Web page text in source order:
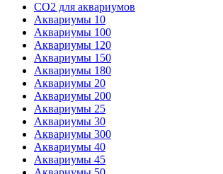
CO2 для аквариумов
Аквариумы 10
Аквариумы 100
Аквариумы 120
Аквариумы 150
Аквариумы 180
Аквариумы 20
Аквариумы 200
Аквариумы 25
Аквариумы 30
Аквариумы 300
Аквариумы 40
Аквариумы 45